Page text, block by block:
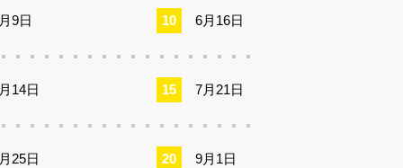
9日 6月16日
14日 7月21日
25日 9月1日